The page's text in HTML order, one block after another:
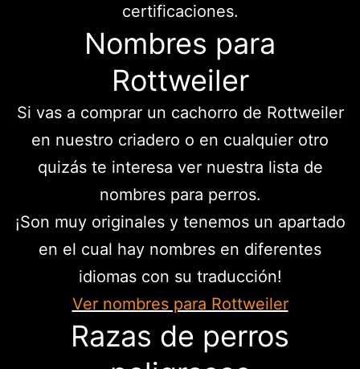
certificaciones.
Nombres para
Rottweiler
Si vas a comprar un cachorro de Rottweiler
en nuestro criadero o en cualquier otro
quizás te interesa ver nuestra lista de
nombres para perros.
¡Son muy originales y tenemos un apartado
en el cual hay nombres en diferentes
idiomas con su traducción!
Ver nombres para Rottweiler
Razas de perros